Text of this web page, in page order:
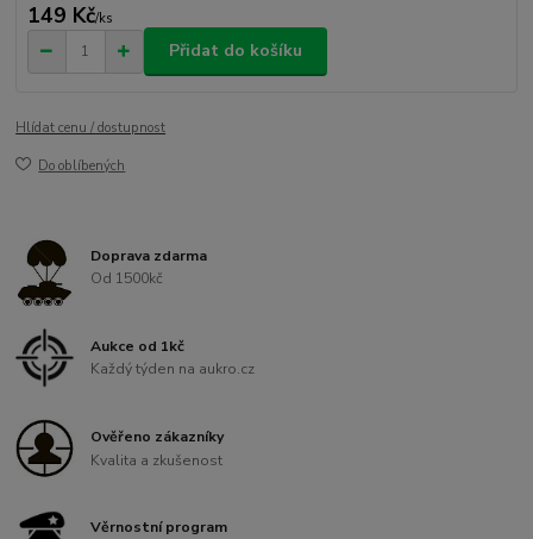
149 Kč/ks
Přidat do košíku
Hlídat cenu / dostupnost
Do oblíbených
Doprava zdarma
Od 1500kč
Aukce od 1kč
Každý týden na aukro.cz
Ověřeno zákazníky
Kvalita a zkušenost
Věrnostní program